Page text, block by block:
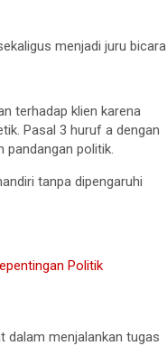
menjadi juru bicara
terhadap klien karena
Pasal 3 huruf a dengan
pandangan politik.
tanpa dipengaruhi
Politik
dalam menjalankan tugas